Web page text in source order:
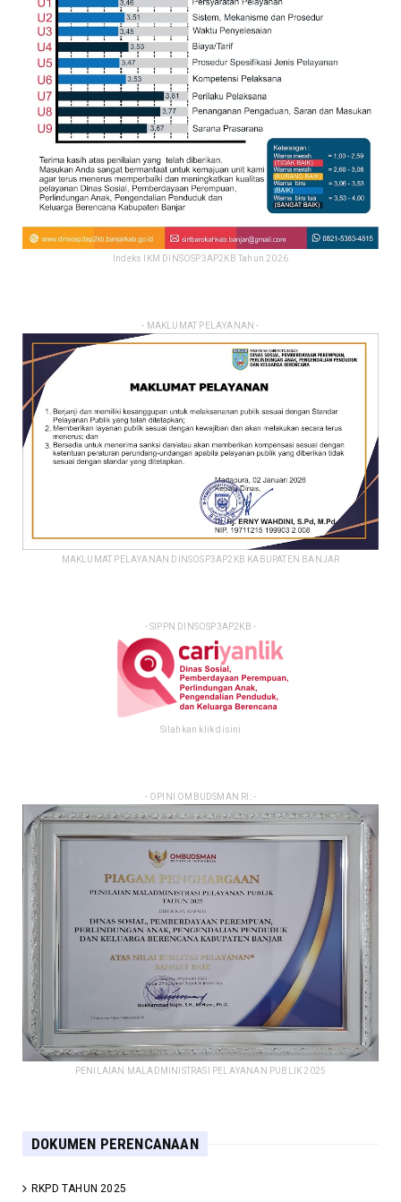
Indeks IKM DINSOSP3AP2KB Tahun 2026
- MAKLUMAT PELAYANAN -
MAKLUMAT PELAYANAN DINSOSP3AP2KB KABUPATEN BANJAR
- SIPPN DINSOSP3AP2KB -
Silahkan klik disini
- OPINI OMBUDSMAN RI: -
PENILAIAN MALADMINISTRASI PELAYANAN PUBLIK 2025
DOKUMEN PERENCANAAN
RKPD TAHUN 2025